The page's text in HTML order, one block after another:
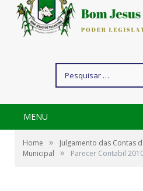
por:
MENU
Home »
Julgamento das Contas
Municipal
» Parecer Contabil